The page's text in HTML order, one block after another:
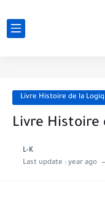
Livre Histoire de la
Livre Histoire
L-K
Last update : year ago